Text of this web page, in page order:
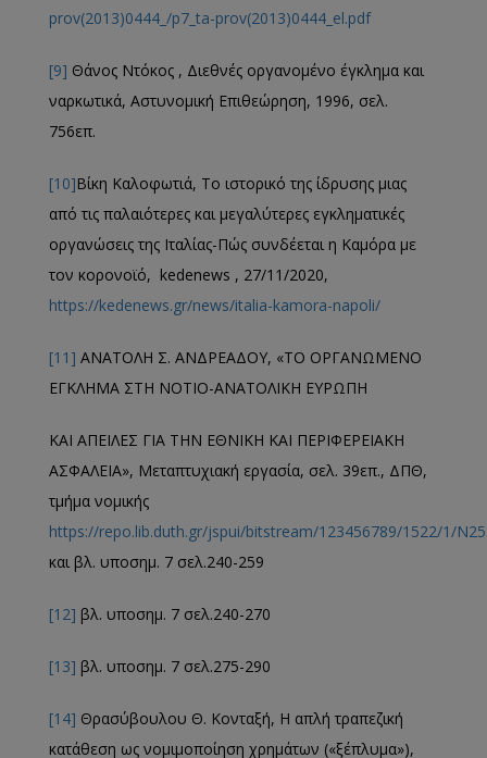
prov(2013)0444_/p7_ta-prov(2013)0444_el.pdf
[9] Θάνος Ντόκος , Διεθνές οργανομένο έγκλημα και
ναρκωτικά, Αστυνομική Επιθεώρηση, 1996, σελ.
756επ.
[10]Βίκη Καλοφωτιά, Το ιστορικό της ίδρυσης μιας
από τις παλαιότερες και μεγαλύτερες εγκληματικές
οργανώσεις της Ιταλίας-Πώς συνδέεται η Καμόρα με
τον κορονοϊό, kedenews , 27/11/2020,
https://kedenews.gr/news/italia-kamora-napoli/
[11] ΑΝΑΤΟΛΗ Σ. ΑΝΔΡΕΑΔΟΥ, «ΤΟ ΟΡΓΑΝΩΜΕΝΟ
ΕΓΚΛΗΜΑ ΣΤΗ ΝΟΤΙΟ-ΑΝΑΤΟΛΙΚΗ ΕΥΡΩΠΗ
ΚΑΙ ΑΠΕΙΛΕΣ ΓΙΑ ΤΗΝ ΕΘΝΙΚΗ ΚΑΙ ΠΕΡΙΦΕΡΕΙΑΚΗ
ΑΣΦΑΛΕΙΑ», Μεταπτυχιακή εργασία, σελ. 39επ., ΔΠΘ,
τμήμα νομικής
https://repo.lib.duth.gr/jspui/bitstream/123456789/1522/1/
και βλ. υποσημ. 7 σελ.240-259
[12] βλ. υποσημ. 7 σελ.240-270
[13] βλ. υποσημ. 7 σελ.275-290
[14] Θρασύβουλου Θ. Κονταξή, Η απλή τραπεζική
κατάθεση ως νομιμοποίηση χρημάτων («ξέπλυμα»),